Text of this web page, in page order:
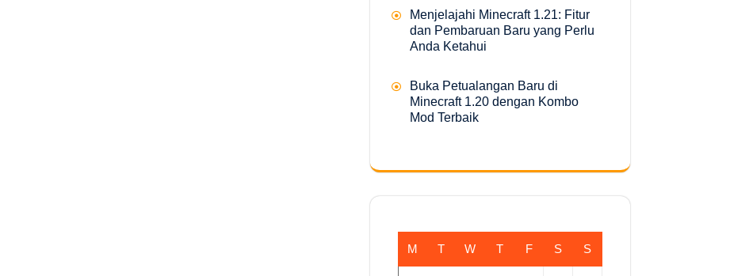
Menjelajahi Minecraft 1.21: Fitur
dan Pembaruan Baru yang Perlu
Anda Ketahui
Buka Petualangan Baru di
Minecraft 1.20 dengan Kombo
Mod Terbaik
M T W T F S S